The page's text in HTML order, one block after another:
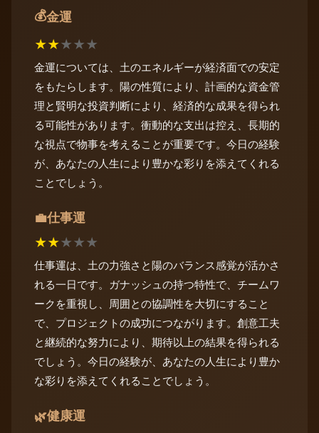
💰金運
★★★★★
金運については、土のエネルギーが経済面での安定
をもたらします。陽の性質により、計画的な資金管
理と賢明な投資判断により、経済的な成果を得られ
る可能性があります。衝動的な支出は控え、長期的
な視点で物事を考えることが重要です。今日の経験
が、あなたの人生により豊かな彩りを添えてくれる
ことでしょう。
💼仕事運
★★★★★
仕事運は、土の力強さと陽のバランス感覚が活かさ
れる一日です。ガナッシュの持つ特性で、チームワ
ークを重視し、周囲との協調性を大切にすること
で、プロジェクトの成功につながります。創意工夫
と継続的な努力により、期待以上の結果を得られる
でしょう。今日の経験が、あなたの人生により豊か
な彩りを添えてくれることでしょう。
🌿健康運